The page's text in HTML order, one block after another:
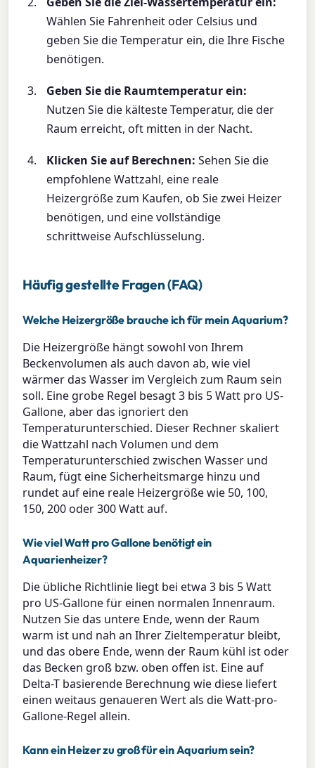
Wählen Sie Fahrenheit oder Celsius und
geben Sie die Temperatur ein, die Ihre Fische
benötigen.
Geben Sie die Raumtemperatur ein:
Nutzen Sie die kälteste Temperatur, die der
Raum erreicht, oft mitten in der Nacht.
Klicken Sie auf Berechnen: Sehen Sie die
empfohlene Wattzahl, eine reale
Heizergröße zum Kaufen, ob Sie zwei Heizer
benötigen, und eine vollständige
schrittweise Aufschlüsselung.
Häufig gestellte Fragen (FAQ)
Welche Heizergröße brauche ich für mein Aquarium?
Die Heizergröße hängt sowohl von Ihrem
Beckenvolumen als auch davon ab, wie viel
wärmer das Wasser im Vergleich zum Raum sein
soll. Eine grobe Regel besagt 3 bis 5 Watt pro US-
Gallone, aber das ignoriert den
Temperaturunterschied. Dieser Rechner skaliert
die Wattzahl nach Volumen und dem
Temperaturunterschied zwischen Wasser und
Raum, fügt eine Sicherheitsmarge hinzu und
rundet auf eine reale Heizergröße wie 50, 100,
150, 200 oder 300 Watt auf.
Wie viel Watt pro Gallone benötigt ein
Aquarienheizer?
Die übliche Richtlinie liegt bei etwa 3 bis 5 Watt
pro US-Gallone für einen normalen Innenraum.
Nutzen Sie das untere Ende, wenn der Raum
warm ist und nah an Ihrer Zieltemperatur bleibt,
und das obere Ende, wenn der Raum kühl ist oder
das Becken groß bzw. oben offen ist. Eine auf
Delta-T basierende Berechnung wie diese liefert
einen weitaus genaueren Wert als die Watt-pro-
Gallone-Regel allein.
Kann ein Heizer zu groß für ein Aquarium sein?